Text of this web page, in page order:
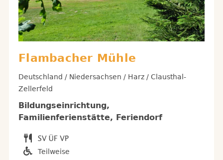
Flambacher Mühle
Deutschland / Niedersachsen / Harz / Clausthal-
Zellerfeld
Bildungseinrichtung,
Familienferienstätte, Feriendorf
Teilweise